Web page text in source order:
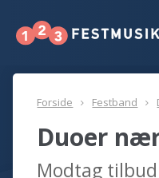
Forside Festband
Duoer
Modtag